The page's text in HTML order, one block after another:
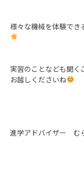
様々な機械を体験でき
実習のことなども聞く
お越しくださいね
進学アドバイザー む